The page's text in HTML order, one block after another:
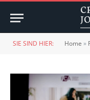
SIE SIND HIER: Home »